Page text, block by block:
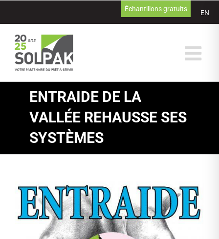
contenu
EN
Échantillons gratuits
ENTRAIDE DE LA
VALLÉE REHAUSSE SES
SYSTÈMES